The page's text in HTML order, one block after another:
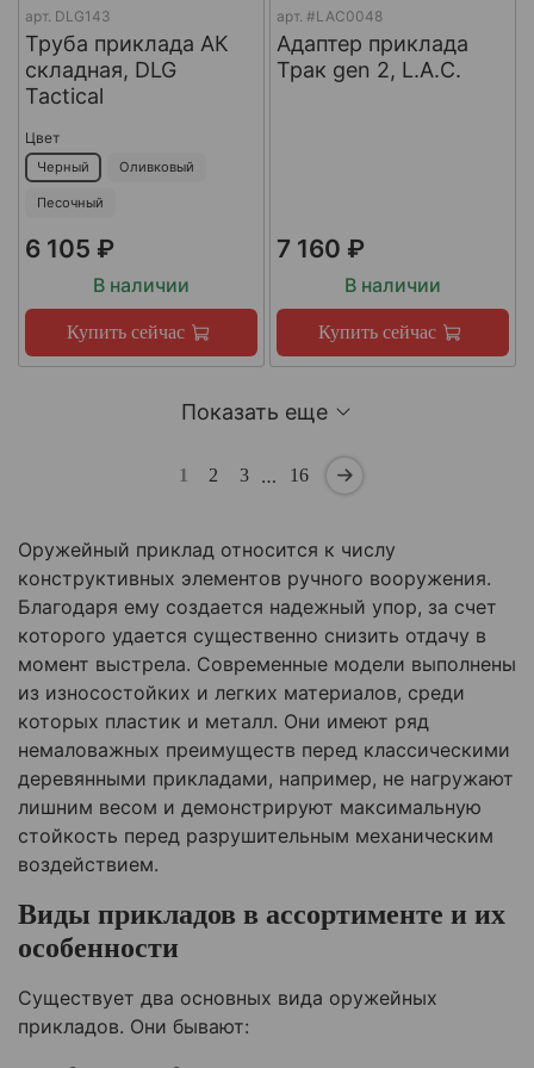
арт. DLG143
Труба приклада АК
складная, DLG
Tactical
Цвет
Черный Оливковый
Песочный
6 105 ₽
В наличии
Купить сейчас
арт. #LAC0048
Адаптер приклада
Трак gen 2, L.A.C.
7 160 ₽
В наличии
Купить сейчас
Показать еще
1 2 3 … 16
Оружейный приклад относится к числу
конструктивных элементов ручного вооружения.
Благодаря ему создается надежный упор, за счет
которого удается существенно снизить отдачу в
момент выстрела. Современные модели выполнены
из износостойких и легких материалов, среди
которых пластик и металл. Они имеют ряд
немаловажных преимуществ перед классическими
деревянными прикладами, например, не нагружают
лишним весом и демонстрируют максимальную
стойкость перед разрушительным механическим
воздействием.
Виды прикладов в ассортименте и их
особенности
Существует два основных вида оружейных
прикладов. Они бывают: